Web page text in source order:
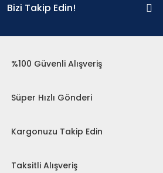
Bizi Takip Edin!
%100 Güvenli Alışveriş
Süper Hızlı Gönderi
Kargonuzu Takip Edin
Taksitli Alışveriş